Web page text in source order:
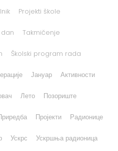
Projekti škole
Takmičenje
Školski program rada
Јануар Активности
Лето Позориште
Пројекти Радионице
Ускрс Ускршња радионица